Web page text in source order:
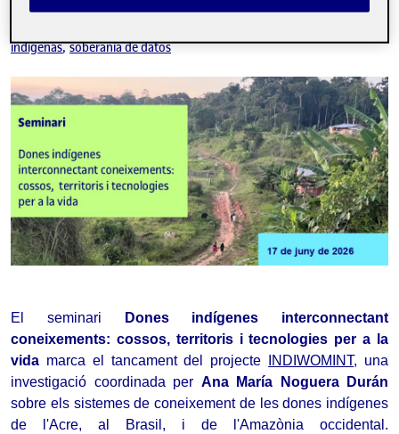
indígenas soberanía de datos
El seminari
Dones indígenes interconnectant
coneixements: cossos, territoris i tecnologies per a la
vida marca el tancament del projecte INDIWOMINT, una
investigació coordinada per Ana María Noguera Durán
sobre els sistemes de coneixement de les dones indígenes
de l'Acre, al Brasil, i de l'Amazònia occidental.